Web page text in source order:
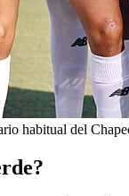
habitual del